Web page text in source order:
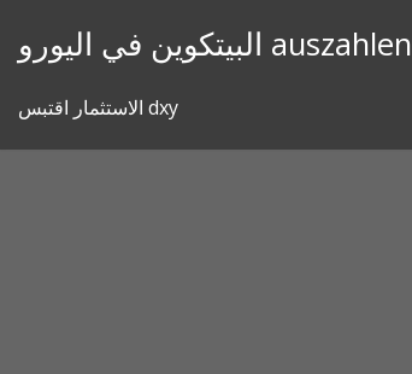
البيتكوين في اليورو auszahlen
الاستثمار اقتبس dxy